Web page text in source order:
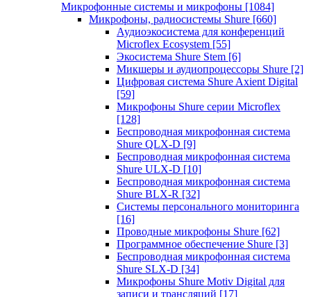
Микрофонные системы и микрофоны [1084]
Микрофоны, радиосистемы Shure [660]
Аудиоэкосистема для конференций
Microflex Ecosystem [55]
Экосистема Shure Stem [6]
Микшеры и аудиопроцессоры Shure [2]
Цифровая система Shure Axient Digital
[59]
Микрофоны Shure серии Microflex
[128]
Беспроводная микрофонная система
Shure QLX-D [9]
Беспроводная микрофонная система
Shure ULX-D [10]
Беспроводная микрофонная система
Shure BLX-R [32]
Системы персонального мониторинга
[16]
Проводные микрофоны Shure [62]
Программное обеспечение Shure [3]
Беспроводная микрофонная система
Shure SLX-D [34]
Микрофоны Shure Motiv Digital для
записи и трансляций [17]